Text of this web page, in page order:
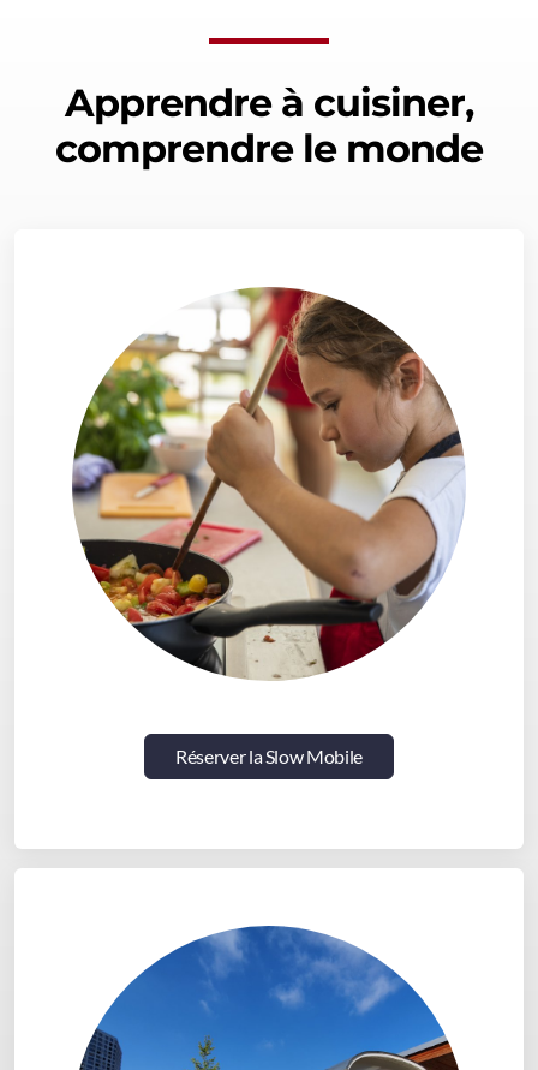
Apprendre à cuisiner,
comprendre le monde
Réserver la Slow Mobile